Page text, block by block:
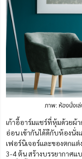
ภาพ: ห้องนั่งเ
เก้าอี้อาร์มแชร์ที่หุ้มด้วยผ้
อ่อน เข้ากันได้ดีกับห้องนั่ง
เฟอร์นิเจอร์และของตกแต่
3-4 ต้น สร้างบรรยากาศแ